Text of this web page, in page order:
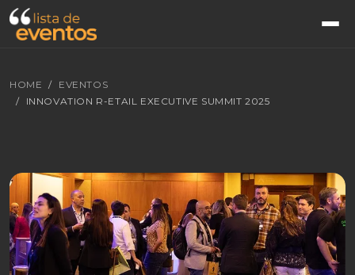
HOME
EVENTOS
INNOVATION R-ETAIL EXECUTIVE SUMMIT 2025